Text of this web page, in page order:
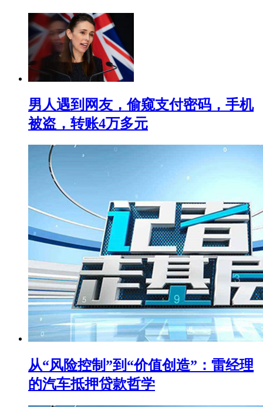
男人遇到网友，偷窥支付密码，手机
被盗，转账4万多元
从“风险控制”到“价值创造”：雷经理
的汽车抵押贷款哲学